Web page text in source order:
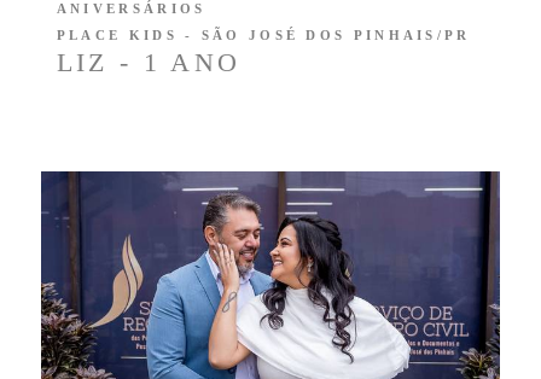
LIZ - 1 ANO
ANIVERSÁRIOS
PLACE KIDS - SÃO JOSÉ DOS PINHAIS/PR